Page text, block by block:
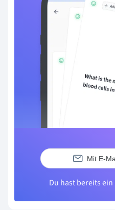
Mit E-
Du hast bereits ein